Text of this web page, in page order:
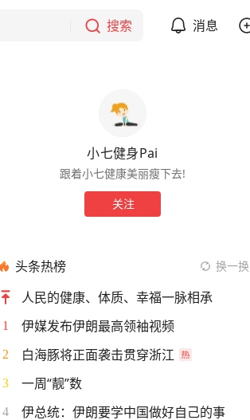
搜索 消息
小七健身Pai
跟着小七健康美丽瘦下去!
关注
头条热榜 换一换
人民的健康、体质、幸福一脉相承
1 伊媒发布伊朗最高领袖视频
2 白海豚将正面袭击贯穿浙江
3 一周“靓”数
4 伊总统：伊朗要学中国做好自己的事